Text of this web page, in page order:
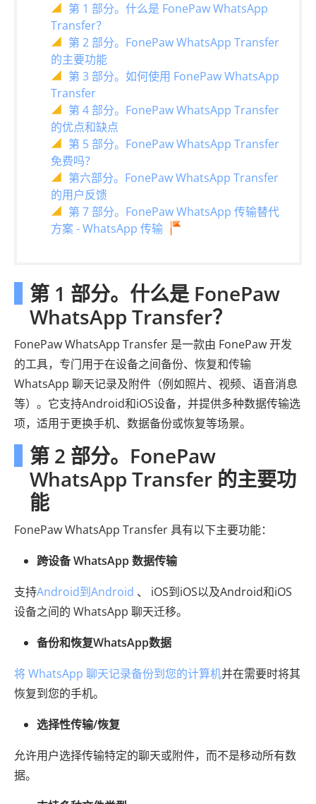
第 1 部分。什么是 FonePaw WhatsApp
Transfer？
第 2 部分。FonePaw WhatsApp Transfer
的主要功能
第 3 部分。如何使用 FonePaw WhatsApp
Transfer
第 4 部分。FonePaw WhatsApp Transfer
的优点和缺点
第 5 部分。FonePaw WhatsApp Transfer
免费吗？
第六部分。FonePaw WhatsApp Transfer
的用户反馈
第 7 部分。FonePaw WhatsApp 传输替代
方案 - WhatsApp 传输
第 1 部分。什么是 FonePaw
WhatsApp Transfer？
FonePaw WhatsApp Transfer 是一款由 FonePaw 开发
的工具，专门用于在设备之间备份、恢复和传输
WhatsApp 聊天记录及附件（例如照片、视频、语音消息
等）。它支持Android和iOS设备，并提供多种数据传输选
项，适用于更换手机、数据备份或恢复等场景。
第 2 部分。FonePaw
WhatsApp Transfer 的主要功
能
FonePaw WhatsApp Transfer 具有以下主要功能：
跨设备 WhatsApp 数据传输
支持Android到Android 、 iOS到iOS以及Android和iOS
设备之间的 WhatsApp 聊天迁移。
备份和恢复WhatsApp数据
将 WhatsApp 聊天记录备份到您的计算机并在需要时将其
恢复到您的手机。
选择性传输/恢复
允许用户选择传输特定的聊天或附件，而不是移动所有数
据。